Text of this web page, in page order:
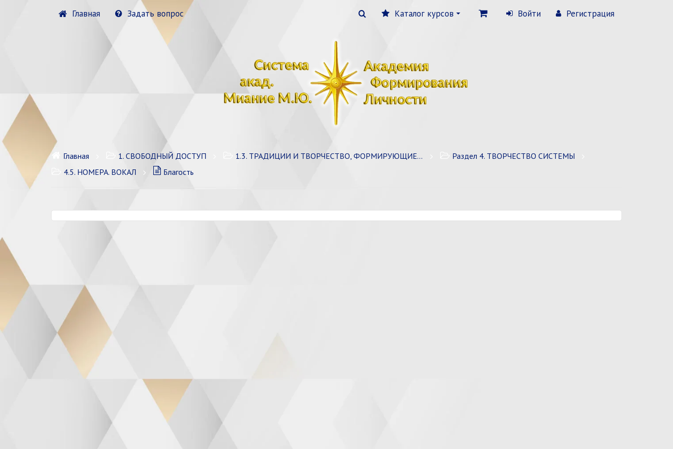
Главная Задать вопрос Каталог курсов Войти Регистрация
Главная 1. СВОБОДНЫЙ ДОСТУП 1.3. ТРАДИЦИИ И ТВОРЧЕСТВО, ФОРМИРУЮЩИЕ ЛИЧНОСТЬ
Раздел 4. ТВОРЧЕСТВО СИСТЕМЫ
4.5. НОМЕРА. ВОКАЛ
Благость